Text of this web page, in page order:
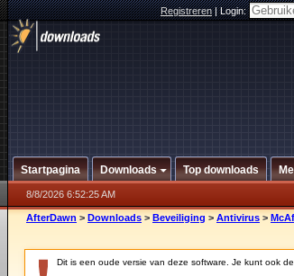
Registreren|Login:
Startpagina Downloads Top downloads
8/8/2026 6:52:25 AM
AfterDawn > Downloads > Beveiliging > Antivirus >
Dit is een oude versie van deze software. Je kunt ook de